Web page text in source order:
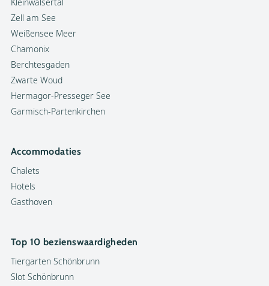
Kleinwalsertal
Zell am See
Weißensee Meer
Chamonix
Berchtesgaden
Zwarte Woud
Hermagor-Presseger See
Garmisch-Partenkirchen
Accommodaties
Chalets
Hotels
Gasthoven
Top 10 bezienswaardigheden
Tiergarten Schönbrunn
Slot Schönbrunn